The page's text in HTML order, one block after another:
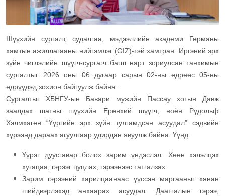
Шүүхийн сургалт, судалгаа, мэдээллийн академи Германы
хамтын ажиллагааны нийгэмлэг (GIZ)-тэй хамтран Иргэний эрх
зүйн чиглэлийн шүүгч-сургагч багш нарт зориулсан танхимын
сургалтыг 2026 оны 06 дугаар сарын 02-ны өдрөөс 05-ны
өдрүүдэд зохион байгуулж байна.
Сургалтыг ХБНГУ-ын Бавари мужийн Пассау хотын Давж
заалдах шатны шүүхийн Ерөнхий шүүгч, ноён Рүдольф
Хэлмхаген “Үүргийн эрх зүйн тулгамдсан асуудал” сэдвийн
хүрээнд дараах агуулгаар удирдан явуулж байна. Үүнд:
Үүрэг дуусгавар болох зарим үндэслэл: Хөөн хэлэлцэх
хугацаа, гэрээг цуцлах, гэрээнээс татгалзах
Зарим гэрээний харилцаанаас үүссэн маргааныг хянан
шийдвэрлэхэд анхаарах асуудал: Даатгалын гэрээ,